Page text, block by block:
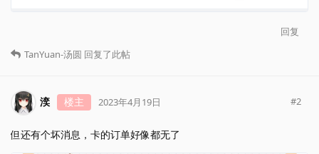
回复
TanYuan-汤圆 回复了此帖
湙 楼主 2023年4月19日 #2
但还有个坏消息，卡的订单好像都无了